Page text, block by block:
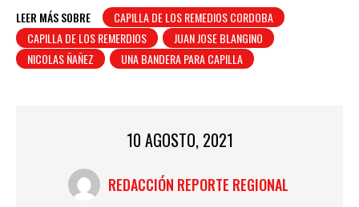
LEER MÁS SOBRE
CAPILLA DE LOS REMEDIOS CORDOBA
CAPILLA DE LOS REMERDIOS
JUAN JOSE BLANGINO
NICOLAS ÑAÑEZ
UNA BANDERA PARA CAPILLA
10 AGOSTO, 2021
REDACCIÓN REPORTE REGIONAL